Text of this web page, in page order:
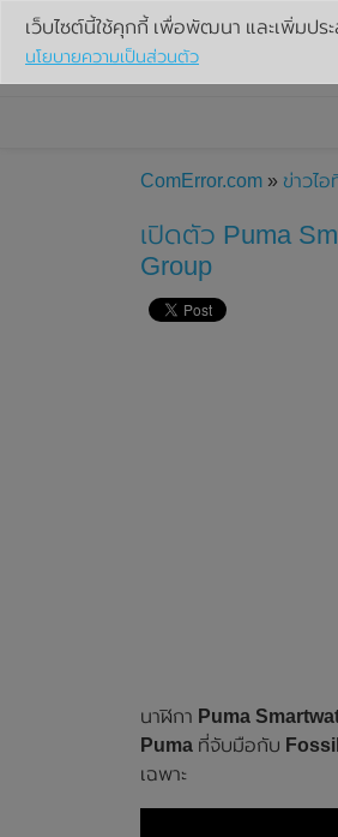
ComError.com » ข่าวไอ
เปิดตัว Puma
Group
นาฬิกา Puma
Puma ที่จับมือกับ
เฉพาะ
เว็บไซต์นี้ใช้คุกกี้ เพื่อพัฒนา และเพิ่มปร
นโยบายความเป็นส่วนตัว